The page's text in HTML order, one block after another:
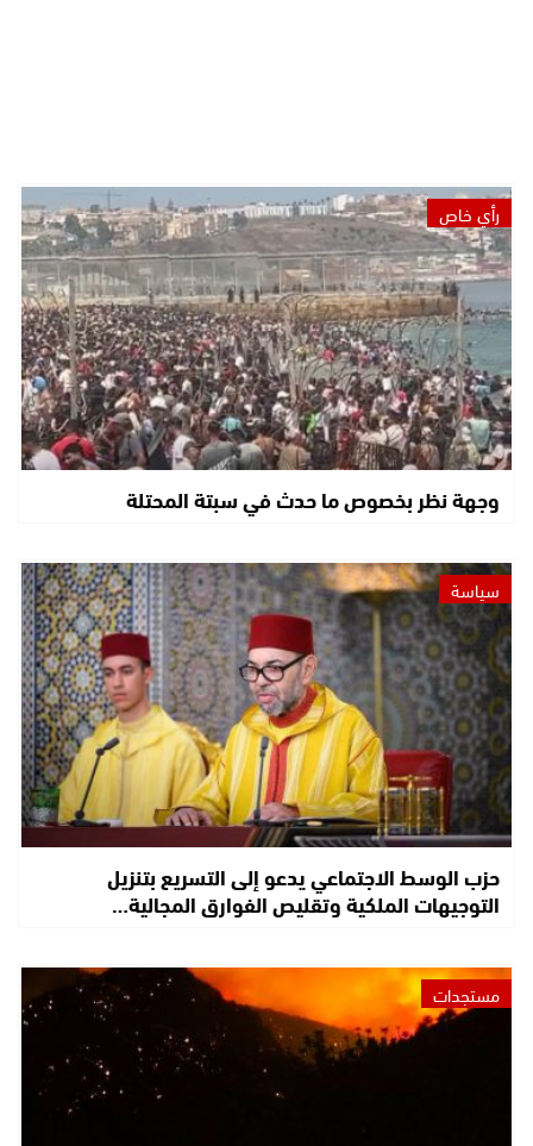
رأي خاص
وجهة نظر بخصوص ما حدث في سبتة المحتلة
سياسة
حزب الوسط الاجتماعي يدعو إلى التسريع بتنزيل
التوجيهات الملكية وتقليص الفوارق المجالية…
مستجدات